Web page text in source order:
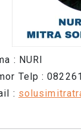
: NURI
Telp :
: